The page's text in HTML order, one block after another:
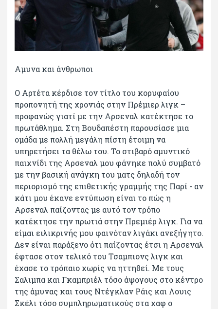
Αμυνα και άνθρωποι
Ο Αρτέτα κέρδισε τον τίτλο του κορυφαίου
προπονητή της χρονιάς στην Πρέμιερ λιγκ –
προφανώς γιατί με την Αρσεναλ κατέκτησε το
πρωτάθλημα. Στη Βουδαπέστη παρουσίασε μια
ομάδα με πολλή μεγάλη πίστη έτοιμη να
υπηρετήσει τα θέλω του. Το στιβαρό αμυντικό
παιχνίδι της Αρσεναλ μου φάνηκε πολύ συμβατό
με την βασική ανάγκη του ματς δηλαδή τον
περιορισμό της επιθετικής γραμμής της Παρί - αν
κάτι μου έκανε εντύπωση είναι το πώς η
Αρσεναλ παίζοντας με αυτό τον τρόπο
κατέκτησε την πρωτιά στην Πρεμιέρ λιγκ. Για να
είμαι ειλικρινής μου φαινόταν λιγάκι ανεξήγητο.
Δεν είναι παράξενο ότι παίζοντας έτσι η Αρσεναλ
έφτασε στον τελικό του Τσαμπιονς λιγκ και
έχασε το τρόπαιο χωρίς να ηττηθεί. Με τους
Σαλιμπα και Γκαμπριέλ τόσο άψογους στο κέντρο
της άμυνας και τους Ντέγκλαν Ράις και Λουις
Σκέλι τόσο συμπληρωματικούς στα χαφ ο